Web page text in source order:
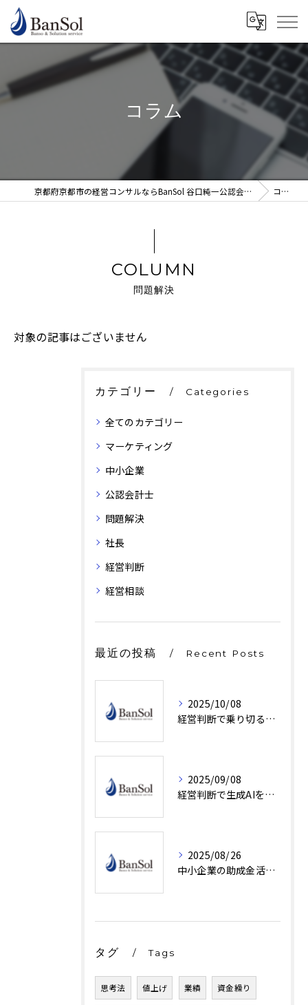
コラム
京都府京都市の経営コンサルならBanSol 谷口純一公認会計士事務所 コラム
COLUMN
問題解決
対象の記事はございません
カテゴリー Categories
全てのカテゴリー
マーケティング
中小企業
公認会計士
問題解決
社長
経営判断
経営相談
最近の投稿 Recent Posts
2025/10/08
経営判断で乗り切る中小企業の賃金の上昇時代実践対策3選
2025/09/08
経営判断で生成AIを活用する際の落とし穴と安全な導入ポイント
2025/08/26
中小企業の助成金活用で資金負担を減らす最新ガイド
タグ Tags
思考法 値上げ 業績 資金繰り